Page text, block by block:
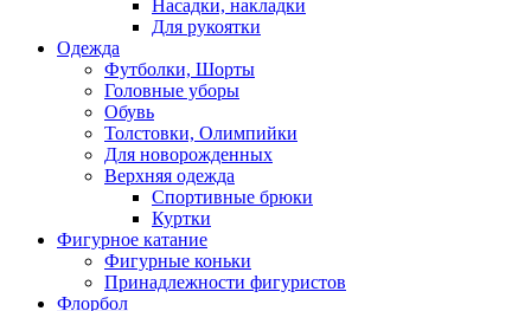
Насадки, накладки
Для рукоятки
Одежда
Футболки, Шорты
Головные уборы
Обувь
Толстовки, Олимпийки
Для новорожденных
Верхняя одежда
Спортивные брюки
Куртки
Фигурное катание
Фигурные коньки
Принадлежности фигуристов
Флорбол